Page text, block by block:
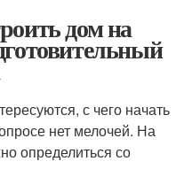
дом на
с чего начать
нет мелочей. На
определиться со